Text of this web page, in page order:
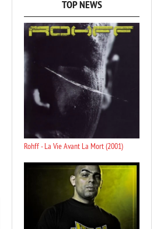
TOP NEWS
Rohff - La Vie Avant La Mort (2001)